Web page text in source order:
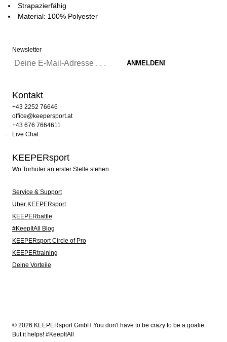
Strapazierfähig
Material: 100% Polyester
Newsletter
Kontakt
+43 2252 76646
office@keepersport.at
+43 676 7664611
Live Chat
KEEPERsport
Wo Torhüter an erster Stelle stehen.
Service & Support
Über KEEPERsport
KEEPERbattle
#KeepItAll Blog
KEEPERsport Circle of Pro
KEEPERtraining
Deine Vorteile
© 2026 KEEPERsport GmbH You don't have to be crazy to be a goalie.
But it helps! #KeepItAll